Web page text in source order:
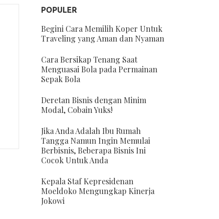
POPULER
Begini Cara Memilih Koper Untuk
Traveling yang Aman dan Nyaman
Cara Bersikap Tenang Saat
Menguasai Bola pada Permainan
Sepak Bola
Deretan Bisnis dengan Minim
Modal, Cobain Yuks!
Jika Anda Adalah Ibu Rumah
Tangga Namun Ingin Memulai
Berbisnis, Beberapa Bisnis Ini
Cocok Untuk Anda
Kepala Staf Kepresidenan
Moeldoko Mengungkap Kinerja
Jokowi